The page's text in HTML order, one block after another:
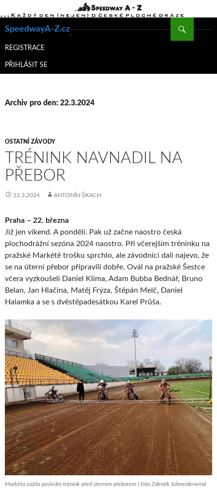
SpeedwayA-Z.cz
K
WEBU
REGISTRACE
PŘIHLÁSIT SE
Archiv pro den: 22.3.2024
OSTATNÍ ZÁVODY
TRÉNINK NAVNADIL NA
PŘEBOR
22.3.2024 ANTONÍN ŠKACH
Praha – 22. března
Již jen víkend. A pondělí. Pak už začne naostro česká
plochodrážní sezóna 2024 naostro. Při včerejším tréninku na
pražské Markétě trošku sprchlo, ale závodníci dali najevo, že
se na úterní přebor připravili dobře. Ovál na pražské Šestce
včera vyzkoušeli Daniel Klíma, Adam Bubba Bednář, Bruno
Belan, Jan Hlačina, Matěj Frýza, Štěpán Melč, Daniel
Halamka a se s dvěstěpadesátkou Karel Průša.
Markéta zažila poslední trénink před úterním přeborem | foto Zdeněk Schneiderwind